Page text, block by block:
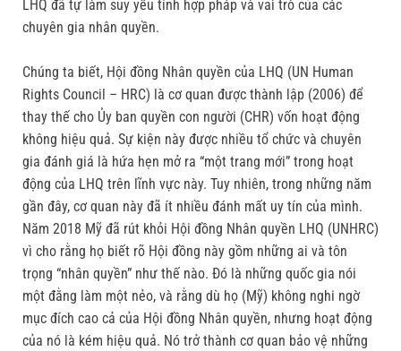
LHQ đã tự làm suy yếu tính hợp pháp và vai trò của các
chuyên gia nhân quyền.
Chúng ta biết, Hội đồng Nhân quyền của LHQ (UN Human
Rights Council – HRC) là cơ quan được thành lập (2006) để
thay thế cho Ủy ban quyền con người (CHR) vốn hoạt động
không hiệu quả. Sự kiện này được nhiều tổ chức và chuyên
gia đánh giá là hứa hẹn mở ra “một trang mới” trong hoạt
động của LHQ trên lĩnh vực này. Tuy nhiên, trong những năm
gần đây, cơ quan này đã ít nhiều đánh mất uy tín của mình.
Năm 2018 Mỹ đã rút khỏi Hội đồng Nhân quyền LHQ (UNHRC)
vì cho rằng họ biết rõ Hội đồng này gồm những ai và tôn
trọng “nhân quyền” như thế nào. Đó là những quốc gia nói
một đằng làm một nẻo, và rằng dù họ (Mỹ) không nghi ngờ
mục đích cao cả của Hội đồng Nhân quyền, nhưng hoạt động
của nó là kém hiệu quả. Nó trở thành cơ quan bảo vệ những